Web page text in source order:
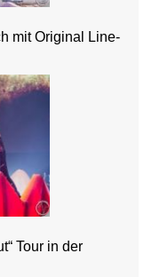
mit Original Line-
Tour in der